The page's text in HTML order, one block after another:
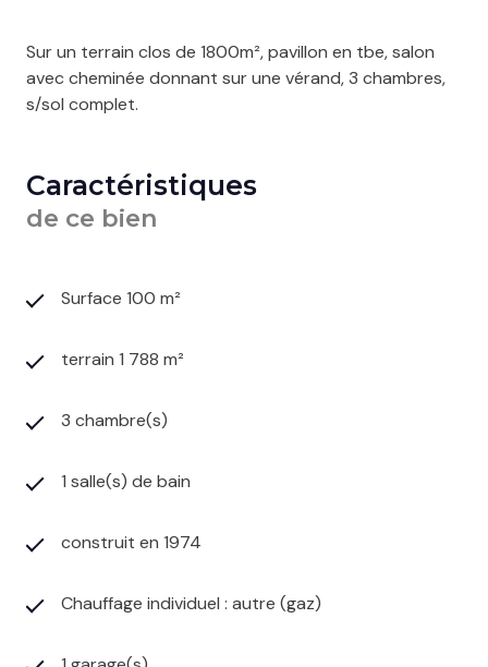
Sur un terrain clos de 1800m², pavillon en tbe, salon
avec cheminée donnant sur une vérand, 3 chambres,
s/sol complet.
Caractéristiques
de ce bien
Surface 100 m²
terrain 1 788 m²
3 chambre(s)
1 salle(s) de bain
construit en 1974
Chauffage individuel : autre (gaz)